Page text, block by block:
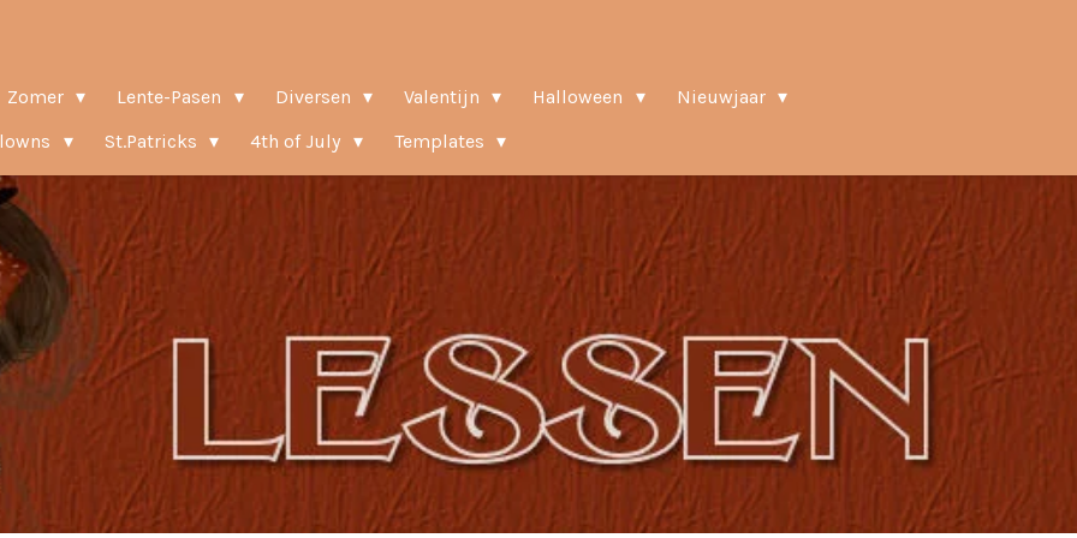
Zomer Lente-Pasen Diversen Valentijn Halloween
Nieuwjaar
St.Patricks 4th of July Templates